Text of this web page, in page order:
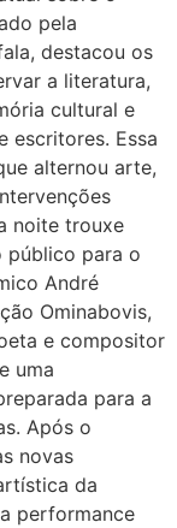
pela
destacou os
a literatura,
cultural e
escritores. Essa
alternou arte,
noite trouxe
público para o
André
Ominabovis,
e compositor
uma
para a
Após o
novas
da
performance